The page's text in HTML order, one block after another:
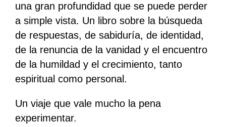
una gran profundidad que se puede perder
a simple vista. Un libro sobre la búsqueda
de respuestas, de sabiduría, de identidad,
de la renuncia de la vanidad y el encuentro
de la humildad y el crecimiento, tanto
espiritual como personal.
Un viaje que vale mucho la pena
experimentar.